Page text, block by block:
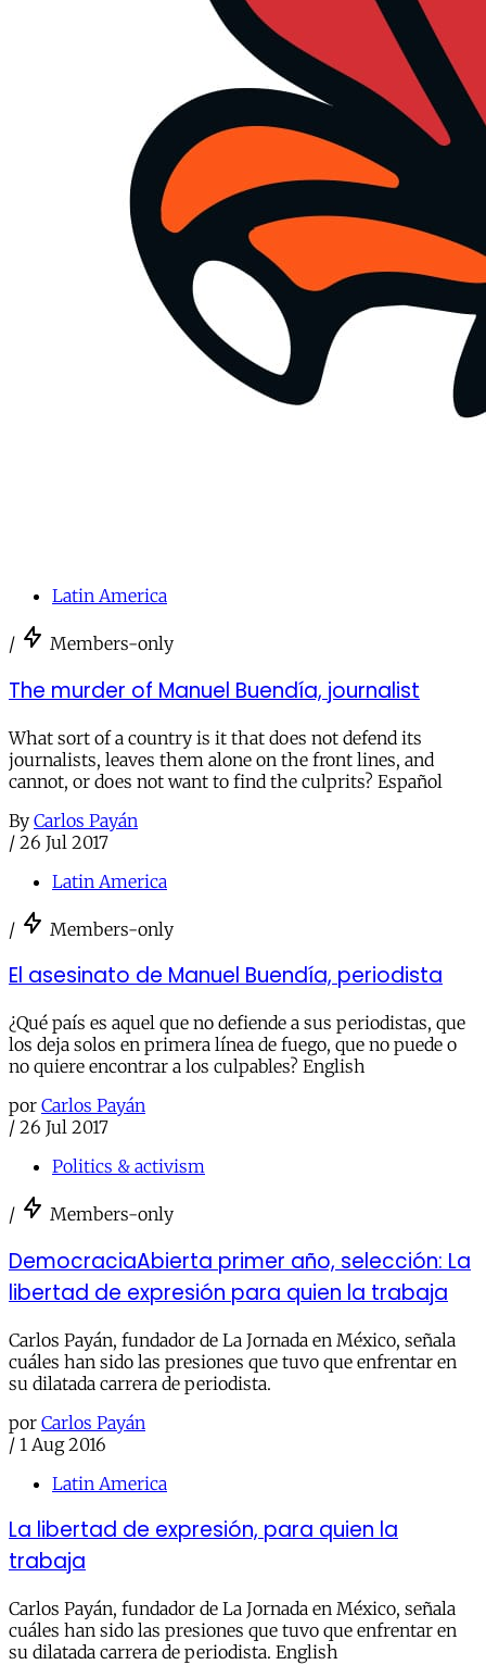
Latin America
/ Members-only
The murder of Manuel Buendía, journalist
What sort of a country is it that does not defend its
journalists, leaves them alone on the front lines, and
cannot, or does not want to find the culprits? Español
By Carlos Payán
/ 26 Jul 2017
Latin America
/ Members-only
El asesinato de Manuel Buendía, periodista
¿Qué país es aquel que no defiende a sus periodistas, que
los deja solos en primera línea de fuego, que no puede o
no quiere encontrar a los culpables? English
por Carlos Payán
/ 26 Jul 2017
Politics & activism
/ Members-only
DemocraciaAbierta primer año, selección: La
libertad de expresión para quien la trabaja
Carlos Payán, fundador de La Jornada en México, señala
cuáles han sido las presiones que tuvo que enfrentar en
su dilatada carrera de periodista.
por Carlos Payán
/ 1 Aug 2016
Latin America
La libertad de expresión, para quien la
trabaja
Carlos Payán, fundador de La Jornada en México, señala
cuáles han sido las presiones que tuvo que enfrentar en
su dilatada carrera de periodista. English